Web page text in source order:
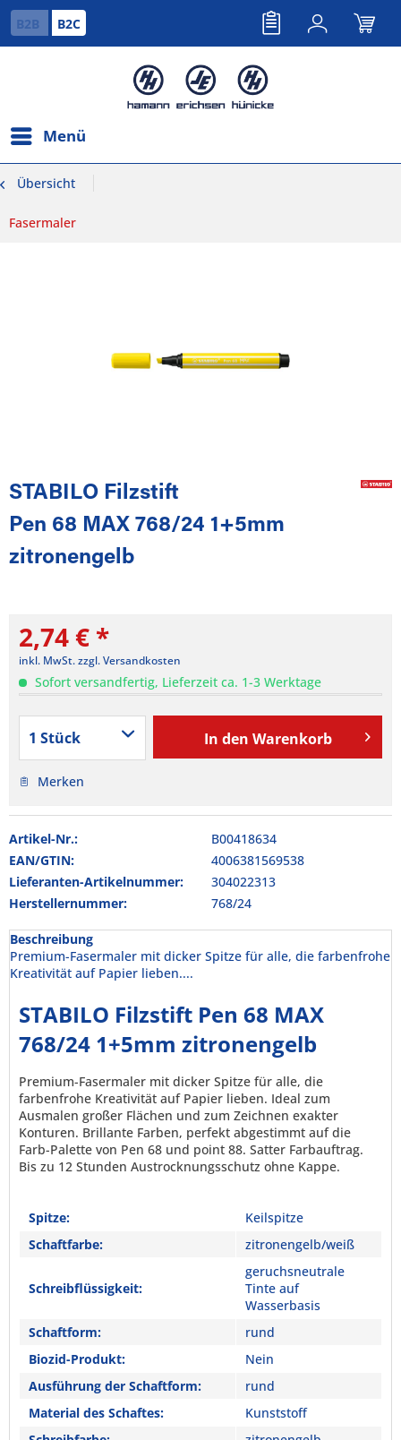
B2B B2C
Menü
Übersicht
Fasermaler
STABILO Filzstift
Pen 68 MAX 768/24 1+5mm
zitronengelb
2,74 € *
inkl. MwSt.zzgl. Versandkosten
Sofort versandfertig, Lieferzeit ca. 1-3 Werktage
In den Warenkorb
Merken
Artikel-Nr.:
B00418634
EAN/GTIN:
4006381569538
Lieferanten-Artikelnummer:
304022313
Herstellernummer:
768/24
Beschreibung
Premium-Fasermaler mit dicker Spitze für alle, die farbenfrohe
Kreativität auf Papier lieben....
STABILO Filzstift Pen 68 MAX
768/24 1+5mm zitronengelb
Premium-Fasermaler mit dicker Spitze für alle, die
farbenfrohe Kreativität auf Papier lieben. Ideal zum
Ausmalen großer Flächen und zum Zeichnen exakter
Konturen. Brillante Farben, perfekt abgestimmt auf die
Farb-Palette von Pen 68 und point 88. Satter Farbauftrag.
Bis zu 12 Stunden Austrocknungsschutz ohne Kappe.
Spitze:
Keilspitze
Schaftfarbe:
zitronengelb/weiß
Schreibflüssigkeit:
geruchsneutrale
Tinte auf
Wasserbasis
Schaftform:
rund
Biozid-Produkt:
Nein
Ausführung der Schaftform:
rund
Material des Schaftes:
Kunststoff